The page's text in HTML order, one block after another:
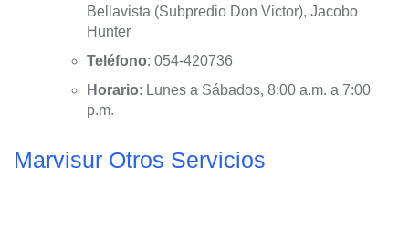
Bellavista (Subpredio Don Victor), Jacobo
Hunter
Teléfono: 054-420736
Horario: Lunes a Sábados, 8:00 a.m. a 7:00
p.m.
Marvisur Otros Servicios